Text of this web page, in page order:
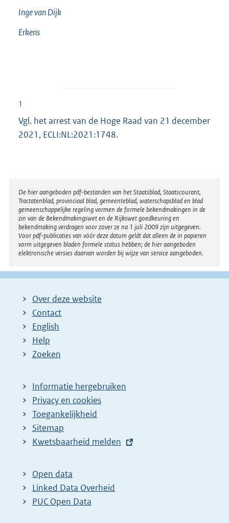
Inge vanDijk
Erkens
1
Vgl. het arrest van de Hoge Raad van 21 december
2021, ECLI:NL:2021:1748.
Disclaimer
De hier aangeboden pdf-bestanden van het Staatsblad, Staatscourant,
Tractatenblad, provinciaal blad, gemeenteblad, waterschapsblad en blad
gemeenschappelijke regeling vormen de formele bekendmakingen in de
zin van de Bekendmakingswet en de Rijkswet goedkeuring en
bekendmaking verdragen voor zover ze na 1 juli 2009 zijn uitgegeven.
Voor pdf-publicaties van vóór deze datum geldt dat alleen de in papieren
vorm uitgegeven bladen formele status hebben; de hier aangeboden
elektronische versies daarvan worden bij wijze van service aangeboden.
Over deze website
Contact
English
Help
Zoeken
Informatie hergebruiken
Privacy en cookies
Toegankelijkheid
Sitemap
E
t
e
r
Kwetsbaarheid melden
Open data
Linked Data Overheid
PUC Open Data